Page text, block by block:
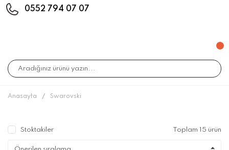
0552 794 07 07
Anasayfa Swarovski
Stoktakiler Toplam 15 ürün